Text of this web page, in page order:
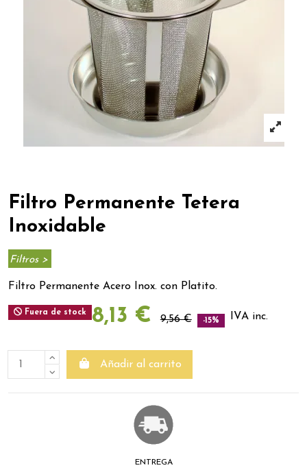
Filtro Permanente Tetera
Inoxidable
Filtros >
Filtro Permanente Acero Inox. con Platito.
Fuera de stock 8,13 € 9,56 € -15% IVA inc.
Añadir al carrito
ENTREGA